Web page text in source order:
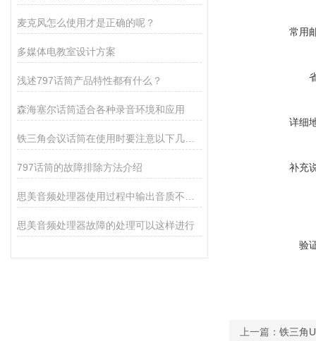
麦克风怎么使用才是正确的呢？
多媒体电教室设计方案
浅述797话筒产品特性都有什么？
森海塞尔话筒适合各种录音环境和应用
797话筒的故障排除方法介绍
思美音频处理器故障的处理可以这样进行
常用
详细
补充
验
上一篇： 铁三角